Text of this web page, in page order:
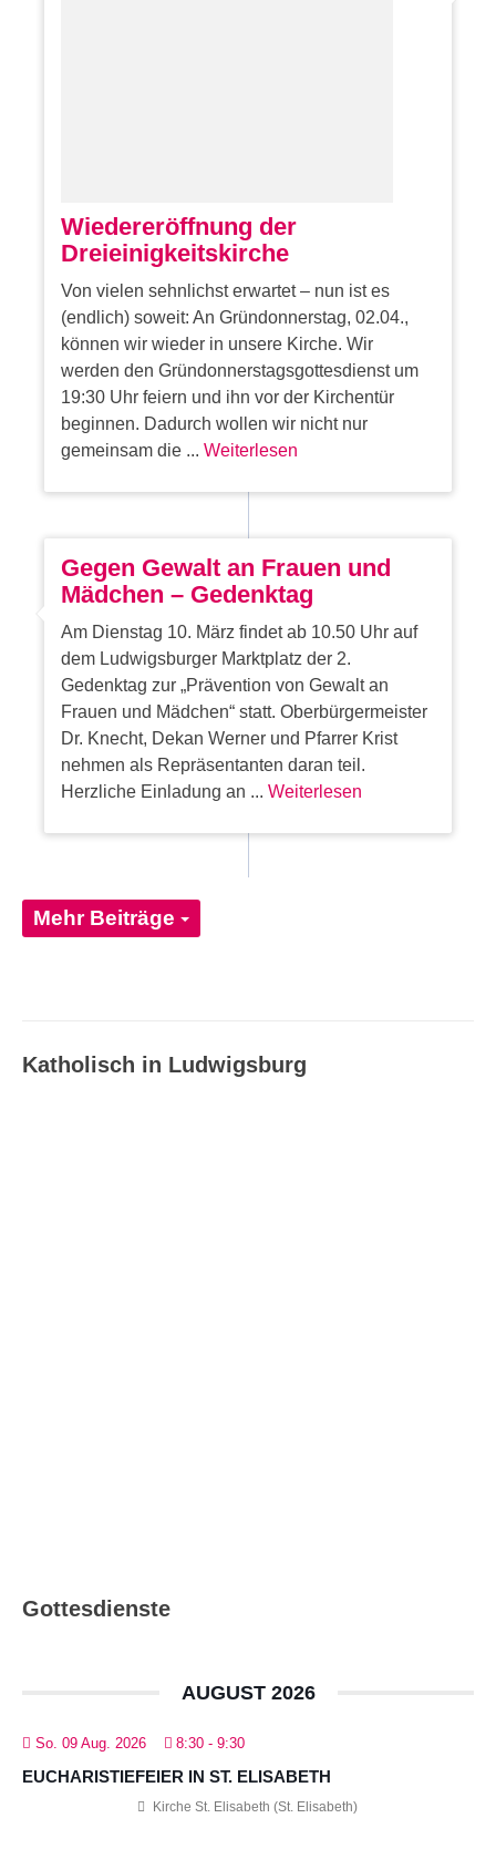
Wiedereröffnung der
Dreieinigkeitskirche
Von vielen sehnlichst erwartet – nun ist es
(endlich) soweit: An Gründonnerstag, 02.04.,
können wir wieder in unsere Kirche. Wir
werden den Gründonnerstagsgottesdienst um
19:30 Uhr feiern und ihn vor der Kirchentür
beginnen. Dadurch wollen wir nicht nur
gemeinsam die ...Weiterlesen
Gegen Gewalt an Frauen und
Mädchen – Gedenktag
Am Dienstag 10. März findet ab 10.50 Uhr auf
dem Ludwigsburger Marktplatz der 2.
Gedenktag zur „Prävention von Gewalt an
Frauen und Mädchen“ statt. Oberbürgermeister
Dr. Knecht, Dekan Werner und Pfarrer Krist
nehmen als Repräsentanten daran teil.
Herzliche Einladung an ...Weiterlesen
Mehr Beiträge
Katholisch in Ludwigsburg
Gottesdienste
AUGUST 2026
So. 09 Aug. 2026 8:30 - 9:30
EUCHARISTIEFEIER IN ST. ELISABETH
Kirche St. Elisabeth (St. Elisabeth)